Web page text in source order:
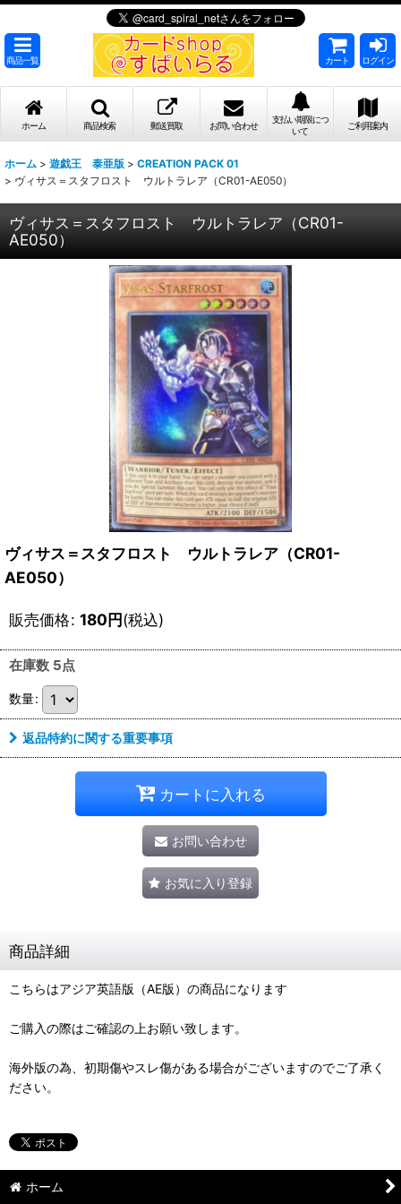
商品一覧 カート ログイン
ホーム 商品検索 郵送買取 お問い合わせ
支払い期限につ
いて
ご利用案内
ホーム > 遊戯王 泰亜版 > CREATION PACK 01
> ヴィサス＝スタフロスト ウルトラレア（CR01-AE050）
ヴィサス＝スタフロスト ウルトラレア（CR01-
AE050）
ヴィサス＝スタフロスト ウルトラレア（CR01-
AE050）
販売価格: 180円(税込)
在庫数 5点
数量:
返品特約に関する重要事項
カートに入れる
お問い合わせ
お気に入り登録
商品詳細
こちらはアジア英語版（AE版）の商品になります
ご購入の際はご確認の上お願い致します。
海外版の為、初期傷やスレ傷がある場合がございますのでご了承く
ださい。
ホーム